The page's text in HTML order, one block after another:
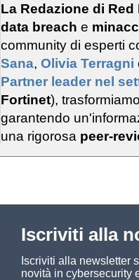
La Redazione di Red
data breach e
community di esperti
Sana, Olivia Terragni
Partner leader nel
Fortinet),
garantendo
una rigorosa peer-
Iscriviti alla
Iscriviti alla newsletter
novità in cybersecurity